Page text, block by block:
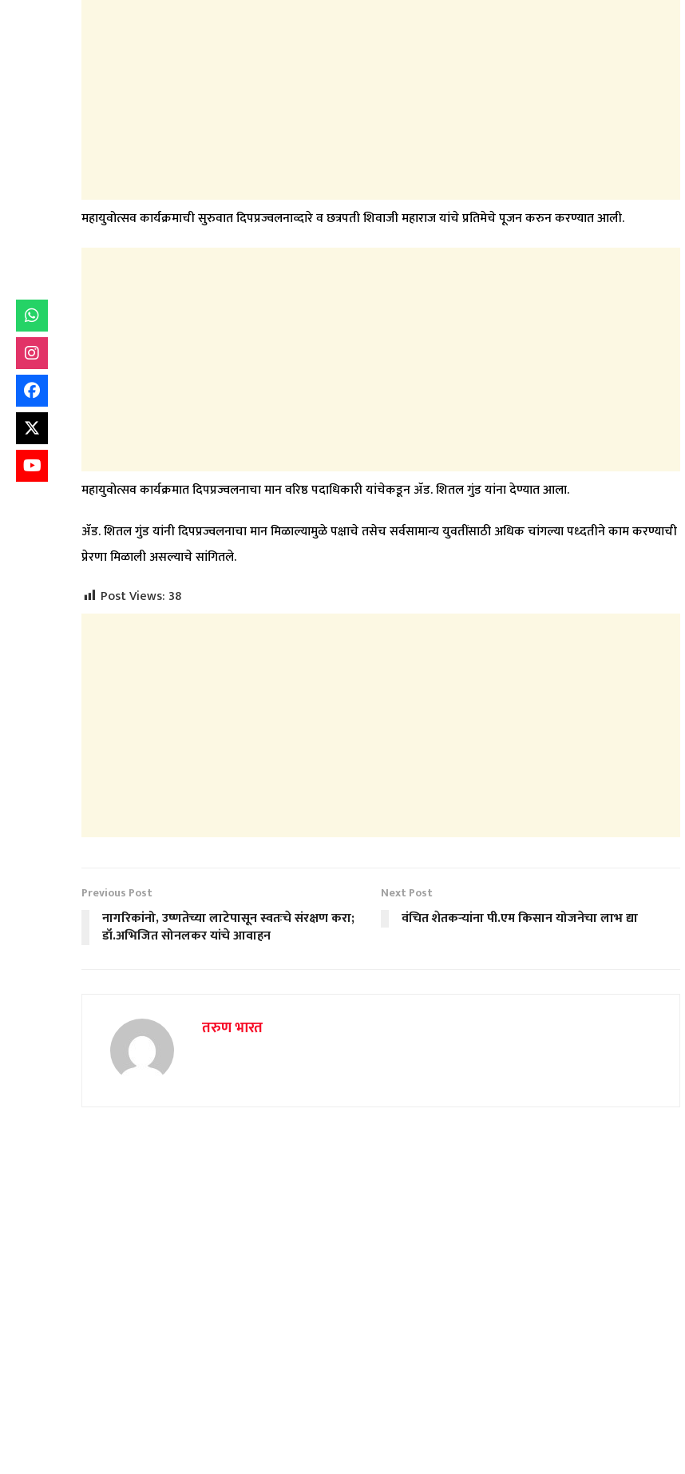
महायुवोत्सव कार्यक्रमाची सुरुवात दिपप्रज्वलनाव्दारे व छत्रपती शिवाजी महाराज यांचे प्रतिमेचे पूजन करुन करण्यात आली.
महायुवोत्सव कार्यक्रमात दिपप्रज्वलनाचा मान वरिष्ठ पदाधिकारी यांचेकडून ॲड. शितल गुंड यांना देण्यात आला.
ॲड. शितल गुंड यांनी दिपप्रज्वलनाचा मान मिळाल्यामुळे पक्षाचे तसेच सर्वसामान्य युवतींसाठी अधिक चांगल्या पध्दतीने काम करण्याची
प्रेरणा मिळाली असल्याचे सांगितले.
Post Views:38
Previous Post
नागरिकांनो, उष्णतेच्या लाटेपासून स्वतःचे संरक्षण करा;
डॉ.अभिजित सोनलकर यांचे आवाहन
Next Post
वंचित शेतकऱ्यांना पी.एम किसान योजनेचा लाभ द्या
तरुण भारत